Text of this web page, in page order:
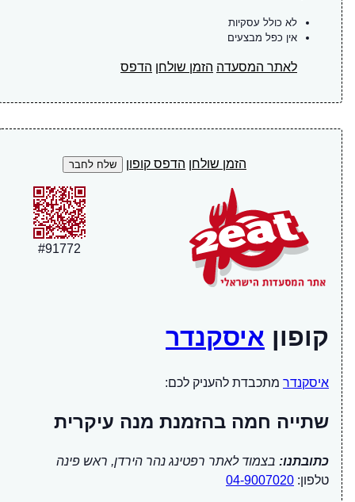
לא כולל עסקיות
אין כפל מבצעים
לאתר המסעדה הזמן שולחן הדפס
הזמן שולחן הדפס קופון
#91772
קופון איסקנדר
איסקנדר מתכבדת להעניק לכם:
שתייה חמה בהזמנת מנה עיקרית
כתובתנו: בצמוד לאתר רפטינג נהר הירדן, ראש פינה
טלפון: 04-9007020